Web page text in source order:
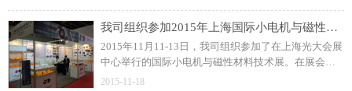
我司组织参加2015年上海国际小电机与磁性材料技术展
2015年11月11-13日，我司组织参加了在上海光大会展
中心举行的国际小电机与磁性材料技术展。在展会
上，我司与众多国内外汽车零部件、工业控制类和家
2015-11-18